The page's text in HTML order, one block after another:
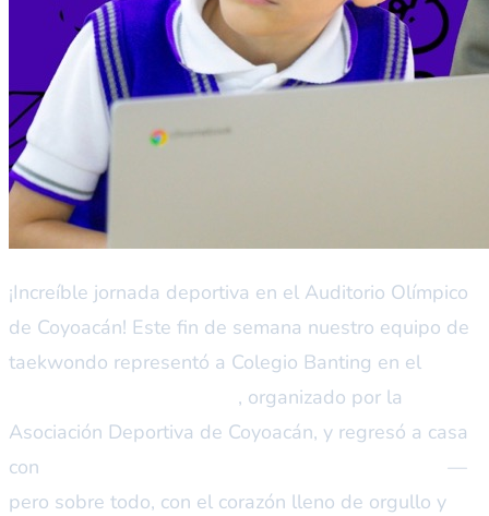
¡Increíble jornada deportiva en el Auditorio Olímpico
de Coyoacán! Este fin de semana nuestro equipo de
taekwondo representó a Colegio Banting en el
, organizado por la
Asociación Deportiva de Coyoacán, y regresó a casa
con
—
pero sobre todo, con el corazón lleno de orgullo y